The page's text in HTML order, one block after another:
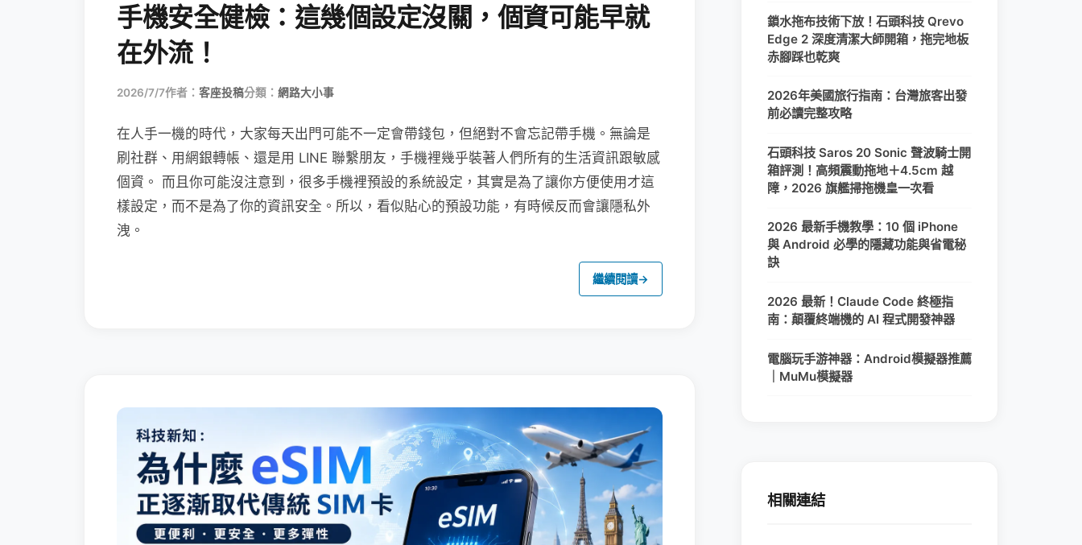
手機安全健檢：這幾個設定沒關，個資可能早就
在外流！
2026/7/7作者： 客座投稿分類： 網路大小事
在人手一機的時代，大家每天出門可能不一定會帶錢包，但絕對不會忘記帶手機。無論是
刷社群、用網銀轉帳、還是用 LINE 聯繫朋友，手機裡幾乎裝著人們所有的生活資訊跟敏感
個資。 而且你可能沒注意到，很多手機裡預設的系統設定，其實是為了讓你方便使用才這
樣設定，而不是為了你的資訊安全。所以，看似貼心的預設功能，有時候反而會讓隱私外
洩。
繼續閱讀→
鎖水拖布技術下放！石頭科技 Qrevo
Edge 2 深度清潔大師開箱，拖完地板
赤腳踩也乾爽
2026年美國旅行指南：台灣旅客出發
前必讀完整攻略
石頭科技 Saros 20 Sonic 聲波騎士開
箱評測！高頻震動拖地＋4.5cm 越
障，2026 旗艦掃拖機皇一次看
2026 最新手機教學：10 個 iPhone
與 Android 必學的隱藏功能與省電秘
訣
2026 最新！Claude Code 終極指
南：顛覆終端機的 AI 程式開發神器
電腦玩手游神器：Android模擬器推薦
｜MuMu模擬器
相關連結